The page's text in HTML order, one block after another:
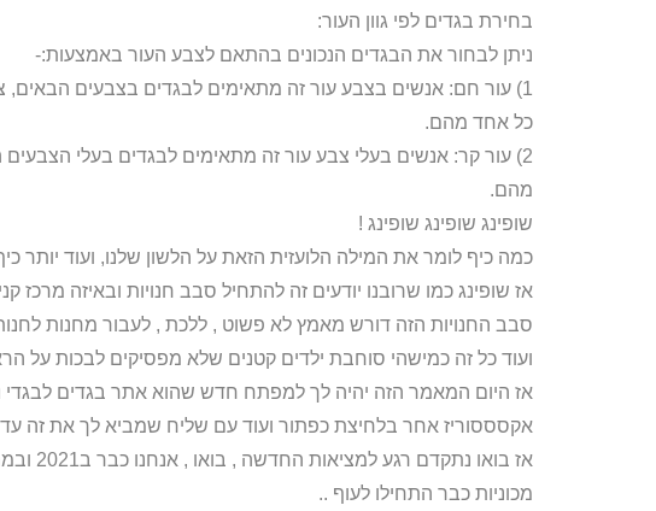
בחירת בגדים לפי גוון העור:
ניתן לבחור את הבגדים הנכונים בהתאם לצבע העור באמצעות:-
1) עור חם: אנשים בצבע עור זה מתאימים לבגדים בצבעים הבאים,
כל אחד מהם.
2) עור קר: אנשים בעלי צבע עור זה מתאימים לבגדים בעלי
מהם.
שופינג שופינג שופינג !
כמה כיף לומר את המילה הלועזית הזאת על הלשון שלנו, ועוד יותר
אז שופינג כמו שרובנו יודעים זה להתחיל סבב חנויות ובאיזה מרכז
סבב החנויות הזה דורש מאמץ לא פשוט , ללכת , לעבור מחנות
ועוד כל זה כמישהי סוחבת ילדים קטנים שלא מפסיקים לבכות על
אז היום המאמר הזה יהיה לך למפתח חדש שהוא אתר בגדים לבגדי
אקסססוריז אחר בלחיצת כפתור ועוד עם שליח שמביא לך את זה
אז בואו נתקדם רגע למציאות החדשה , בואו , אנחנו כבר ב2021 ובמרחק יריקה מ2022 .
מכוניות כבר התחילו לעוף ..